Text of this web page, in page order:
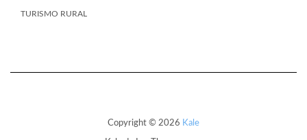
TURISMO RURAL
Copyright © 2026 Kale